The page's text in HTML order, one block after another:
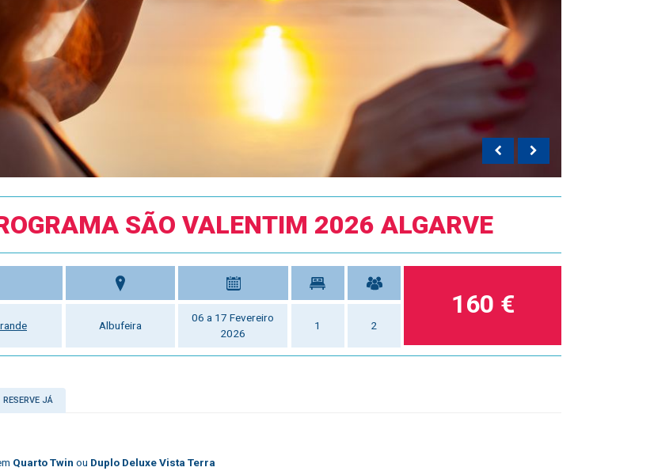
SÃO VALENTIM 2026 ALGARVE
Albufeira
06 a 17 Fevereiro
2026
1 2
160 €
RESERVE JÁ
Quarto Twin ou Duplo Deluxe Vista Terra